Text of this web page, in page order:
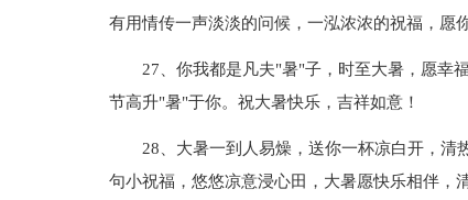
有用情传一声淡淡的问候，一泓浓浓的祝福，愿
27、你我都是凡夫"暑"子，时至大暑，愿幸
节高升"暑"于你。祝大暑快乐，吉祥如意！
28、大暑一到人易燥，送你一杯凉白开，清
句小祝福，悠悠凉意浸心田，大暑愿快乐相伴，